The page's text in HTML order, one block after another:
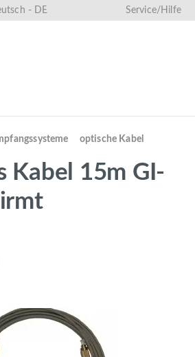
- DE Service/Hilfe
optische Kabel
Kabel 15m GI-